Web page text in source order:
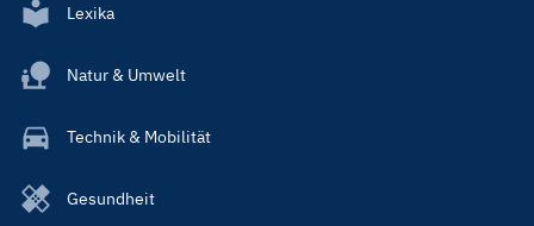
Lexika
Natur & Umwelt
Technik & Mobilität
Gesundheit